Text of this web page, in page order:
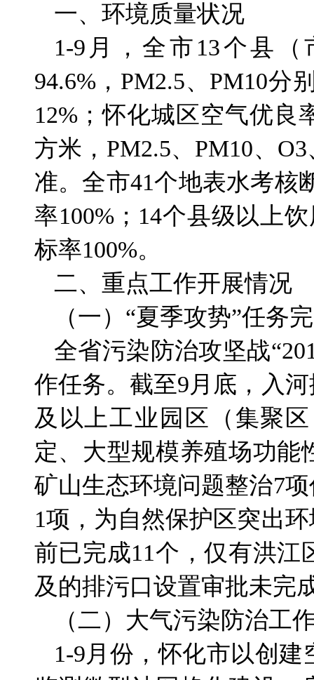
一、环境质量状况
1-9月，全市13个县
94.6%，PM2.5、PM10分
12%；怀化城区空气优良
方米，PM2.5、PM10、
准。全市41个地表水考核
率100%；14个县级以上
标率100%。
二、重点工作开展情况
（一）“夏季攻势”任务
全省污染防治攻坚战
作任务。截至9月底，入
及以上工业园区（集聚
定、大型规模养殖场功能
矿山生态环境问题整治7
1项，为自然保护区突出
前已完成11个，仅有洪
及的排污口设置审批未完
（二）大气污染防治工
1-9月份，怀化市以创